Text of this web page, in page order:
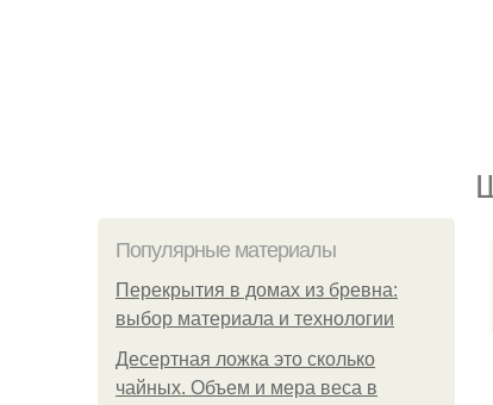
Популярные материалы
Перекрытия в домах из бревна:
выбор материала и технологии
Десертная ложка это сколько
чайных. Объем и мера веса в